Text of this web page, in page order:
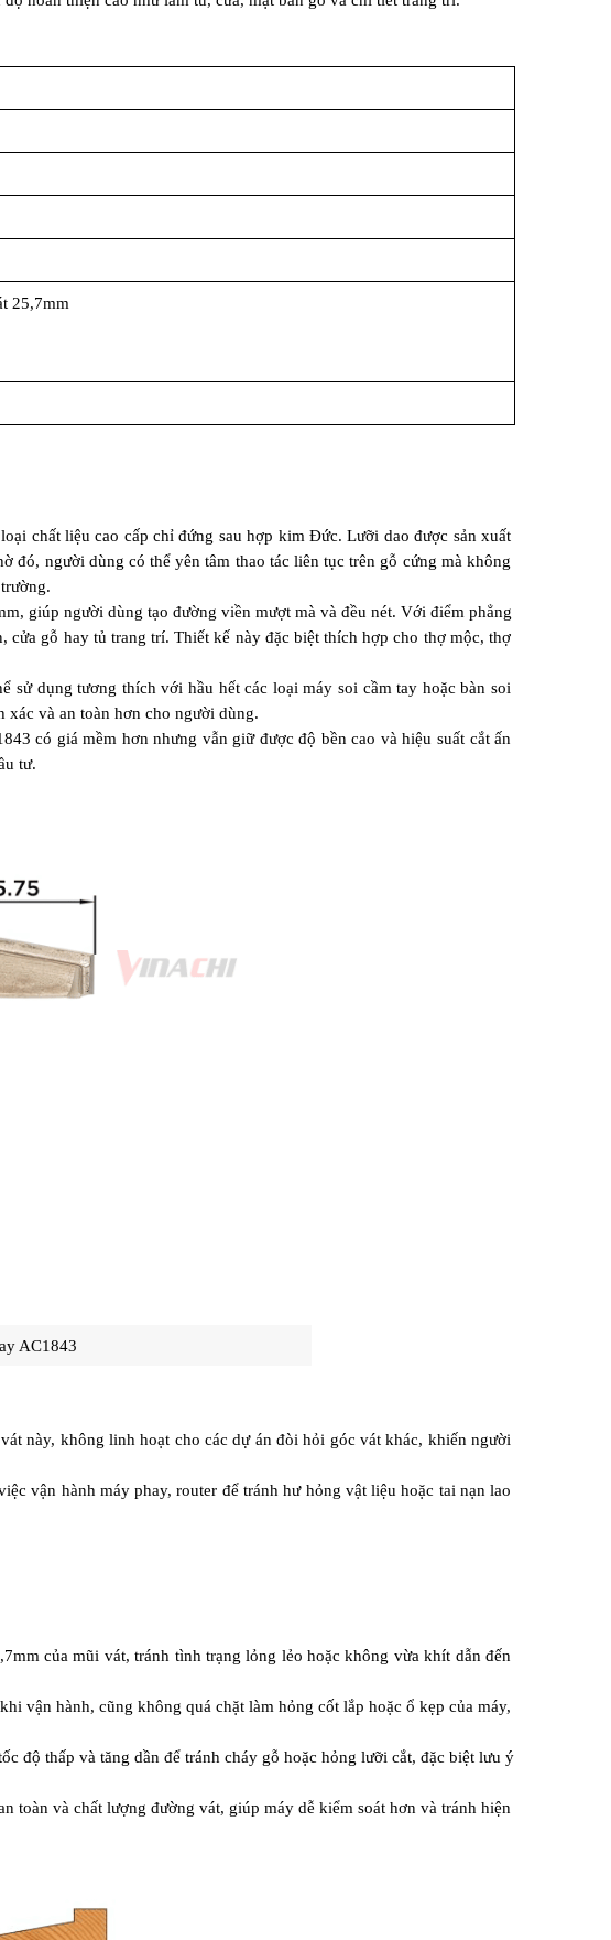
25,7mm
chất liệu cao cấp chỉ đứng sau hợp kim Đức. Lưỡi dao được sản xuất
đó, người dùng có thể yên tâm thao tác liên tục trên gỗ cứng mà không
giúp người dùng tạo đường viền mượt mà và đều nét. Với điểm phẳng
cửa gỗ hay tủ trang trí. Thiết kế này đặc biệt thích hợp cho thợ mộc, thợ
dụng tương thích với hầu hết các loại máy soi cầm tay hoặc bàn soi
xác và an toàn hơn cho người dùng.
có giá mềm hơn nhưng vẫn giữ được độ bền cao và hiệu suất cắt ấn
tư.
AC1843
này, không linh hoạt cho các dự án đòi hỏi góc vát khác, khiến người
vận hành máy phay, router để tránh hư hỏng vật liệu hoặc tai nạn lao
của mũi vát, tránh tình trạng lỏng lẻo hoặc không vừa khít dẫn đến
vận hành, cũng không quá chặt làm hỏng cốt lắp hoặc ổ kẹp của máy,
độ thấp và tăng dần để tránh cháy gỗ hoặc hỏng lưỡi cắt, đặc biệt lưu ý
toàn và chất lượng đường vát, giúp máy dễ kiểm soát hơn và tránh hiện